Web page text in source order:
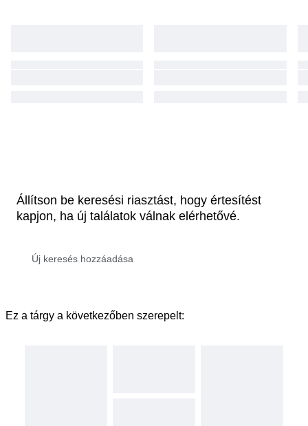
Állítson be keresési riasztást, hogy értesítést
kapjon, ha új találatok válnak elérhetővé.
Ez a tárgy a következőben szerepelt: